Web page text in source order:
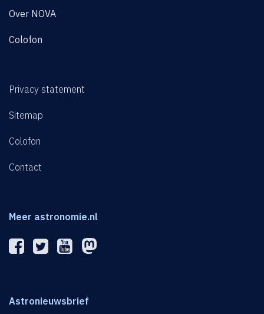
Over NOVA
Colofon
Privacy statement
Sitemap
Colofon
Contact
Meer astronomie.nl
Astronieuwsbrief